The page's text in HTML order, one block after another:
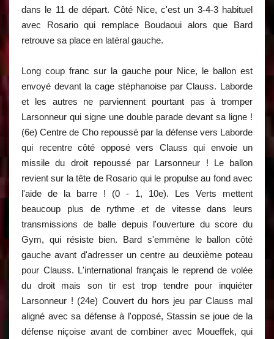
dans le 11 de départ. Côté Nice, c'est un 3-4-3 habituel
avec Rosario qui remplace Boudaoui alors que Bard
retrouve sa place en latéral gauche.
Long coup franc sur la gauche pour Nice, le ballon est
envoyé devant la cage stéphanoise par Clauss. Laborde
et les autres ne parviennent pourtant pas à tromper
Larsonneur qui signe une double parade devant sa ligne !
(6e) Centre de Cho repoussé par la défense vers Laborde
qui recentre côté opposé vers Clauss qui envoie un
missile du droit repoussé par Larsonneur ! Le ballon
revient sur la tête de Rosario qui le propulse au fond avec
l'aide de la barre ! (0 - 1, 10e). Les Verts mettent
beaucoup plus de rythme et de vitesse dans leurs
transmissions de balle depuis l'ouverture du score du
Gym, qui résiste bien. Bard s'emmène le ballon côté
gauche avant d'adresser un centre au deuxième poteau
pour Clauss. L'international français le reprend de volée
du droit mais son tir est trop tendre pour inquiéter
Larsonneur ! (24e) Couvert du hors jeu par Clauss mal
aligné avec sa défense à l'opposé, Stassin se joue de la
défense niçoise avant de combiner avec Moueffek, qui